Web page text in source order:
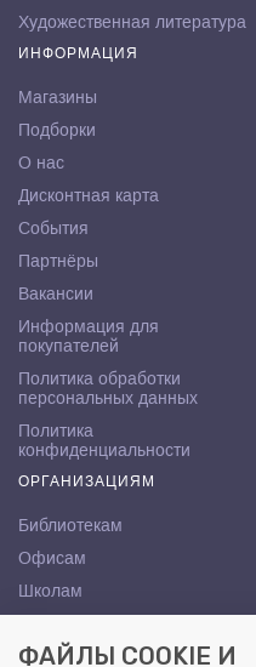
Художественная литература
ИНФОРМАЦИЯ
Магазины
Подборки
О нас
Дисконтная карта
События
Партнёры
Вакансии
Информация для
покупателей
Политика обработки
персональных данных
Политика
конфиденциальности
ОРГАНИЗАЦИЯМ
Библиотекам
Офисам
Школам
КОНТАКТЫ
ФАЙЛЫ COOKIE И